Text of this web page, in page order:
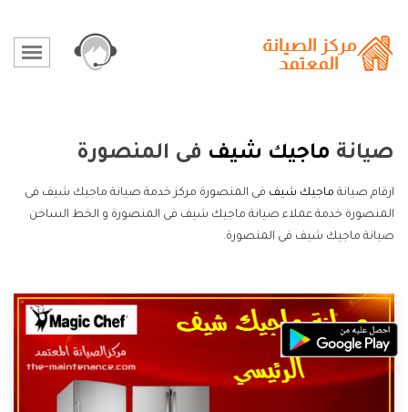
صيانة ماجيك شيف فى المنصورة
ارقام صيانة ماجيك شيف فى المنصورة مركز خدمة صيانة ماجيك شيف فى
المنصورة خدمة عملاء صيانة ماجيك شيف فى المنصورة و الخط الساخن
صيانة ماجيك شيف فى المنصورة.